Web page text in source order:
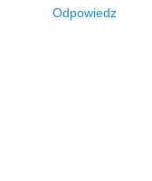
Odpowiedz